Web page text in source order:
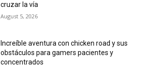
cruzar la vía
August 5, 2026
Increíble aventura con chicken road y sus
obstáculos para gamers pacientes y
concentrados